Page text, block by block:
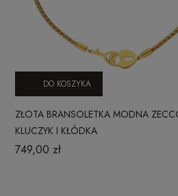
ZŁOTA BRANSOLETKA MODNA
KLUCZYK I KŁÓDKA
749,00 zł
DO KOSZYKA